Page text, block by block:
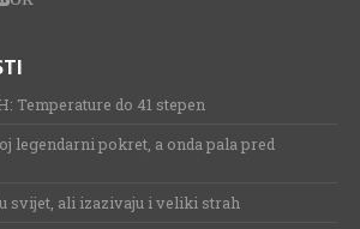
Temperature do 41 stepen
legendarni pokret, a onda pala pred
svijet, ali izazivaju i veliki strah